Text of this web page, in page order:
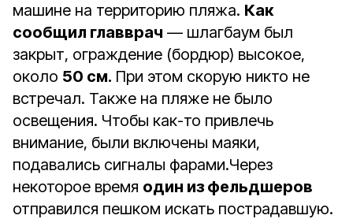
машине на территорию пляжа. Как
сообщил главврач — шлагбаум был
закрыт, ограждение (бордюр) высокое,
около 50 см. При этом скорую никто не
встречал. Также на пляже не было
освещения. Чтобы как-то привлечь
внимание, были включены маяки,
подавались сигналы фарами.Через
некоторое время один из фельдшеров
отправился пешком искать пострадавшую.